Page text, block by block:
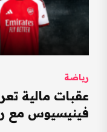
رياضة
عقبات مالية
فينيسيوس مع